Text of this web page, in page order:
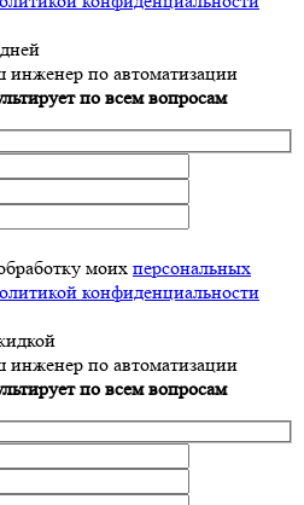
по автоматизации
по всем вопросам
моих персональных
конфиденциальности
по автоматизации
по всем вопросам